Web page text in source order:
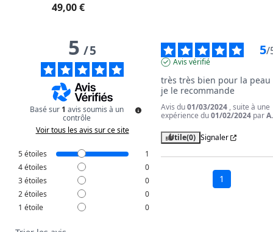
49,00 €
5/5
Basé sur 1 avis soumis à un
contrôle
Voir tous les avis sur ce site
5étoiles
1
4étoiles
0
3étoiles
0
2étoiles
0
1 étoile 0
5/
Avis vérifié
très très bien pour la peau
je le recommande
Avis du01/03/2024 , suite à une
expérience du01/02/2024 par
Utile(0) Signaler
1